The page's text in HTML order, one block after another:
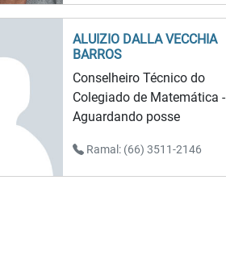
ALUIZIO DALLA VECCHIA
BARROS
Conselheiro Técnico do
Colegiado de Matemática -
Aguardando posse
Ramal: (66) 3511-2146